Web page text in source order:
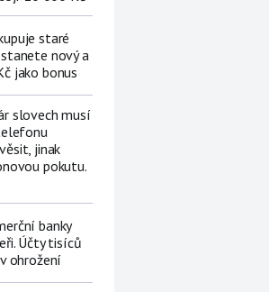
staré
nový a
jako bonus
slovech musí
jinak
pokutu.
banky
Účty tisíců
ohrožení